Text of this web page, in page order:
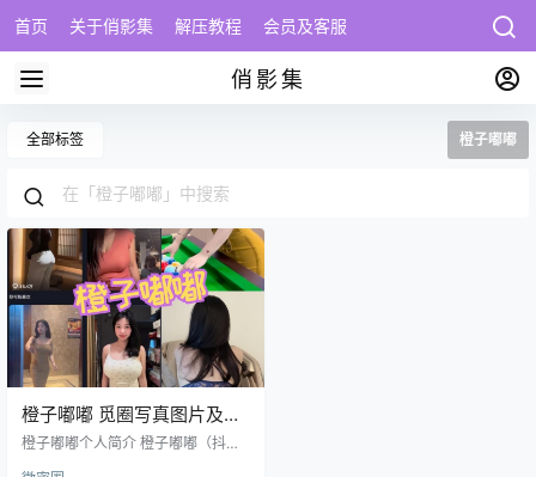
首页 关于俏影集 解压教程 会员及客服
俏影集
全部标签 橙子嘟嘟
橙子嘟嘟 觅圈写真图片及视
频合集下载
橙子嘟嘟个人简介 橙子嘟嘟（抖音